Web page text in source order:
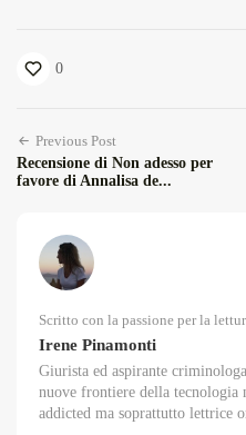
0
Previous Post
Recensione di Non adesso per
favore di Annalisa de...
Scritto con la passione per la
Irene Pinamonti
Giurista ed aspirante
nuove frontiere della tecnologia
addicted ma soprattutto lettrice